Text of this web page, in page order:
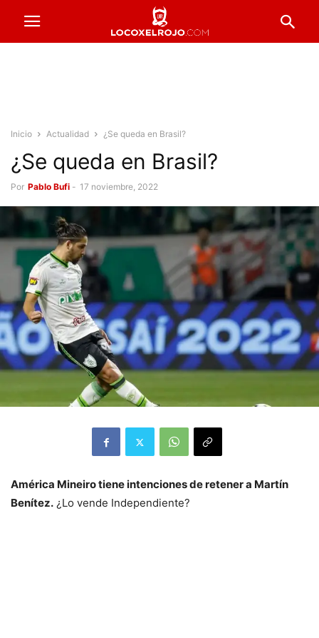
Inicio Actualidad ¿Se queda en Brasil?
¿Se queda en Brasil?
Por Pablo Bufi - 17 noviembre, 2022
América Mineiro tiene intenciones de retener a Martín
Benítez. ¿Lo vende Independiente?